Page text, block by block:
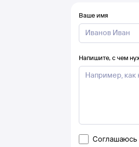
Ваше имя
Напишите, с чем
Соглашаюсь